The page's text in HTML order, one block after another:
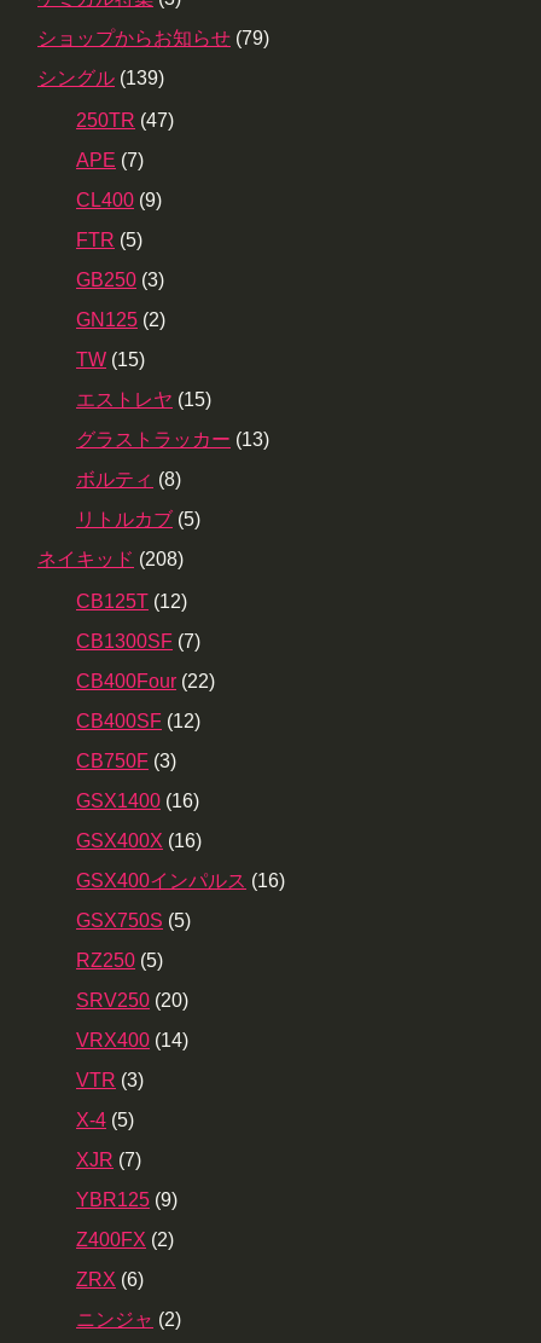
ショップからお知らせ (79)
シングル (139)
250TR (47)
APE (7)
CL400 (9)
FTR (5)
GB250 (3)
GN125 (2)
TW (15)
エストレヤ (15)
グラストラッカー (13)
ボルティ (8)
リトルカブ (5)
ネイキッド (208)
CB125T (12)
CB1300SF (7)
CB400Four (22)
CB400SF (12)
CB750F (3)
GSX1400 (16)
GSX400X (16)
GSX400インパルス (16)
GSX750S (5)
RZ250 (5)
SRV250 (20)
VRX400 (14)
VTR (3)
X-4 (5)
XJR (7)
YBR125 (9)
Z400FX (2)
ZRX (6)
ニンジャ (2)